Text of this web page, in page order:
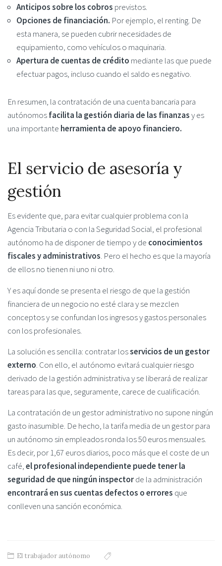
Anticipos sobre los cobros previstos.
Opciones de financiación. Por ejemplo, el renting. De
esta manera, se pueden cubrir necesidades de
equipamiento, como vehículos o maquinaria.
Apertura de cuentas de crédito mediante las que puede
efectuar pagos, incluso cuando el saldo es negativo.
En resumen, la contratación de una cuenta bancaria para
autónomosfacilita la gestión diaria de las finanzasy es
una importante herramienta de apoyo financiero.
El servicio de asesoría y
gestión
Es evidente que, para evitar cualquier problema con la
Agencia Tributaria o con la Seguridad Social, el profesional
autónomo ha de disponer de tiempo y de conocimientos
fiscales y administrativos. Pero el hecho es que la mayoría
de ellos no tienen ni uno ni otro.
Y es aquí donde se presenta el riesgo de que la gestión
financiera de un negocio no esté clara y se mezclen
conceptos y se confundan los ingresos y gastos personales
con los profesionales.
La solución es sencilla: contratar losservicios de un gestor
externo. Con ello, el autónomo evitará cualquier riesgo
derivado de la gestión administrativa y se liberará de realizar
tareas para las que, seguramente, carece de cualificación.
La contratación de un gestor administrativo no supone ningún
gasto inasumible. De hecho, la tarifa media de un gestor para
un autónomo sin empleados ronda los 50 euros mensuales.
Es decir, por 1,67 euros diarios, poco más que el coste de un
café,el profesional independiente puede tener la
seguridad de que ningún inspectorde la administración
encontrará en sus cuentas defectos o errores que
conlleven una sanción económica.
El trabajador autónomo